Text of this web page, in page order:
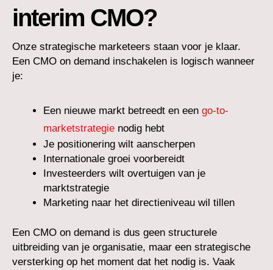
interim CMO?
Onze strategische marketeers staan voor je klaar.
Een CMO on demand inschakelen is logisch wanneer
je:
Een nieuwe markt betreedt en een go-to-
marketstrategie nodig hebt
Je positionering wilt aanscherpen
Internationale groei voorbereidt
Investeerders wilt overtuigen van je
marktstrategie
Marketing naar het directieniveau wil tillen
Een CMO on demand is dus geen structurele
uitbreiding van je organisatie, maar een strategische
versterking op het moment dat het nodig is. Vaak